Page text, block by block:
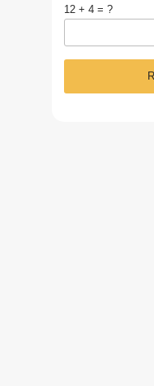
12 + 4 = ?